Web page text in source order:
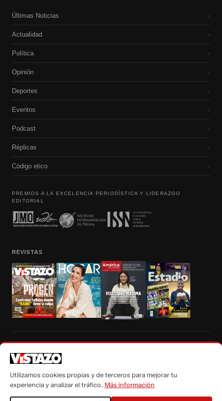
Últimas Noticias ›
Actualidad ›
Política ›
Opinión ›
Deportes ›
Eventos ›
Podcast ›
Réplicas ›
Código etico ›
PREMIOS A LA EXCELENCIA PERIODÍSTICA Y LIDERAZGO
EDITORIAL
REVISTAS
autorización escrita de su titular, de todos los contenidos de Vistazo.com.
Utilizamos cookies propias y de terceros para mejorar tu
experiencia y analizar el tráfico. Más información